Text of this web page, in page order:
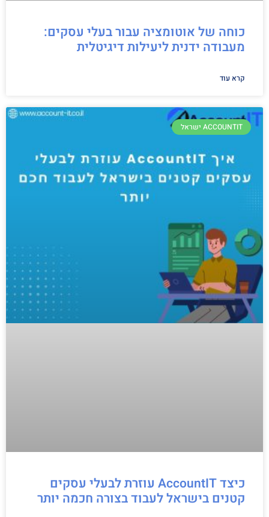
כוחה של אוטומציה עבור בעלי עסקים:
מעבודה ידנית ליעילות דיגיטלית
קרא עוד
ACCOUNTIT ישראל
כיצד AccountIT עוזרת לבעלי עסקים
קטנים בישראל לעבוד בצורה חכמה יותר